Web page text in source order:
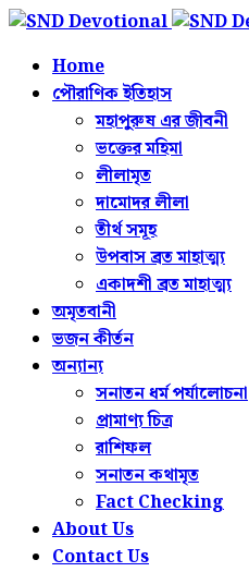
Home
পৌরাণিক ইতিহাস
মহাপুরুষ এর জীবনী
ভক্তের মহিমা
লীলামৃত
দামোদর লীলা
তীর্থ সমূহ
উপবাস ব্রত মাহাত্ম্য
একাদশী ব্রত মাহাত্ম্য
অমৃতবানী
ভজন কীর্তন
অন্যান্য
সনাতন ধর্ম পর্যালোচনা
প্রামাণ্য চিত্র
রাশিফল
সনাতন কথামৃত
Fact Checking
About Us
Contact Us